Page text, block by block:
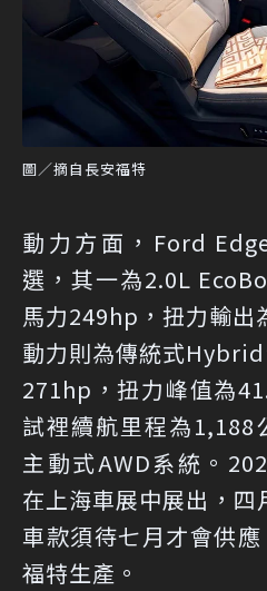
圖／摘自長安福特
動力方面，Ford
選，其一為2.0L
馬力249hp，扭力輸
動力則為傳統式
271hp，扭力峰值為
試裡續航里程為1,188
主動式AWD系統。
在上海車展中展出，
車款須待七月才會供
福特生產。